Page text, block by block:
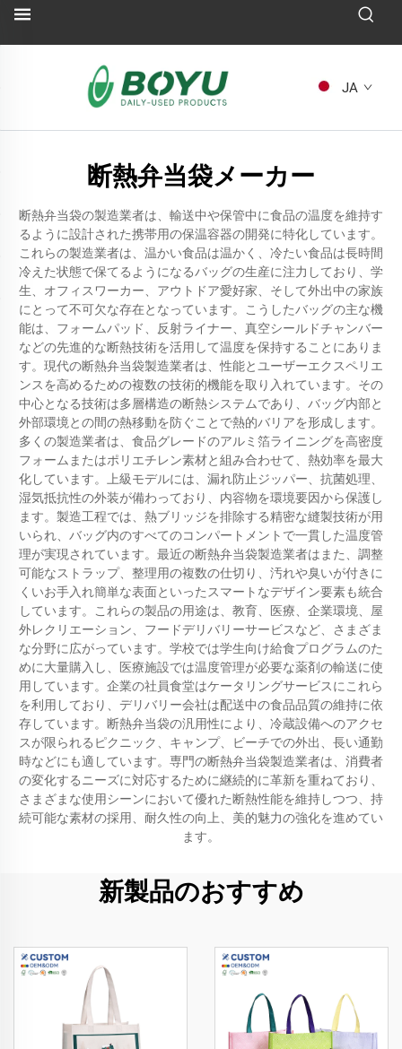
JA
断熱弁当袋メーカー
断熱弁当袋の製造業者は、輸送中や保管中に食品の温度を維持す
るように設計された携帯用の保温容器の開発に特化しています。
これらの製造業者は、温かい食品は温かく、冷たい食品は長時間
冷えた状態で保てるようになるバッグの生産に注力しており、学
生、オフィスワーカー、アウトドア愛好家、そして外出中の家族
にとって不可欠な存在となっています。こうしたバッグの主な機
能は、フォームパッド、反射ライナー、真空シールドチャンバー
などの先進的な断熱技術を活用して温度を保持することにありま
す。現代の断熱弁当袋製造業者は、性能とユーザーエクスペリエ
ンスを高めるための複数の技術的機能を取り入れています。その
中心となる技術は多層構造の断熱システムであり、バッグ内部と
外部環境との間の熱移動を防ぐことで熱的バリアを形成します。
多くの製造業者は、食品グレードのアルミ箔ライニングを高密度
フォームまたはポリエチレン素材と組み合わせて、熱効率を最大
化しています。上級モデルには、漏れ防止ジッパー、抗菌処理、
湿気抵抗性の外装が備わっており、内容物を環境要因から保護し
ます。製造工程では、熱ブリッジを排除する精密な縫製技術が用
いられ、バッグ内のすべてのコンパートメントで一貫した温度管
理が実現されています。最近の断熱弁当袋製造業者はまた、調整
可能なストラップ、整理用の複数の仕切り、汚れや臭いが付きに
くいお手入れ簡単な表面といったスマートなデザイン要素も統合
しています。これらの製品の用途は、教育、医療、企業環境、屋
外レクリエーション、フードデリバリーサービスなど、さまざま
な分野に広がっています。学校では学生向け給食プログラムのた
めに大量購入し、医療施設では温度管理が必要な薬剤の輸送に使
用しています。企業の社員食堂はケータリングサービスにこれら
を利用しており、デリバリー会社は配送中の食品品質の維持に依
存しています。断熱弁当袋の汎用性により、冷蔵設備へのアクセ
スが限られるピクニック、キャンプ、ビーチでの外出、長い通勤
時などにも適しています。専門の断熱弁当袋製造業者は、消費者
の変化するニーズに対応するために継続的に革新を重ねており、
さまざまな使用シーンにおいて優れた断熱性能を維持しつつ、持
続可能な素材の採用、耐久性の向上、美的魅力の強化を進めてい
ます。
新製品のおすすめ